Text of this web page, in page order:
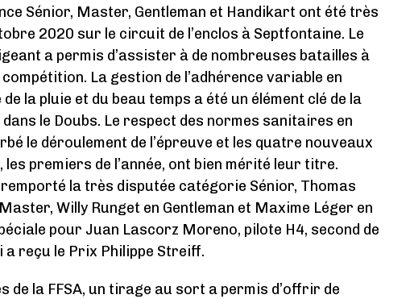
Sénior, Master, Gentleman et Handikart ont été très
2020 sur le circuit de l’enclos à Septfontaine. Le
a permis d’assister à de nombreuses batailles à
La gestion de l’adhérence variable en
la pluie et du beau temps a été un élément clé de la
le Doubs. Le respect des normes sanitaires en
le déroulement de l’épreuve et les quatre nouveaux
les premiers de l’année, ont bien mérité leur titre.
la très disputée catégorie Sénior, Thomas
Willy Runget en Gentleman et Maxime Léger en
pour Juan Lascorz Moreno, pilote H4, second de
reçu le Prix Philippe Streiff.
de la FFSA, un tirage au sort a permis d’offrir de